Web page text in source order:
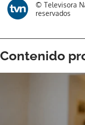
© Televisora
reservados